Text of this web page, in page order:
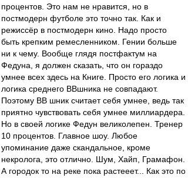
процентов. Это нам не нравится, но в
постмодерн футболе это точно так. Как и
режиссёр в постмодерн кино. Надо просто
быть крепким ремесленником. Гении больше
ни к чему. Вообще глядя постфактум на
Федуна, я должен сказать, что он гораздо
умнее всех здесь на Книге. Просто его логика и
логика среднего ВВшника не совпадают.
Поэтому ВВ шник считает себя умнее, ведь так
приятно чувствовать себя умнее миллиардера.
Но в своей логике Федун великолепен. Тренер
10 процентов. Главное шоу. Любое
упоминание даже скандальное, кроме
некролога, это отлично. Шум, Хайп, Грамафон.
А городок то на реке пока растееет... Как это по